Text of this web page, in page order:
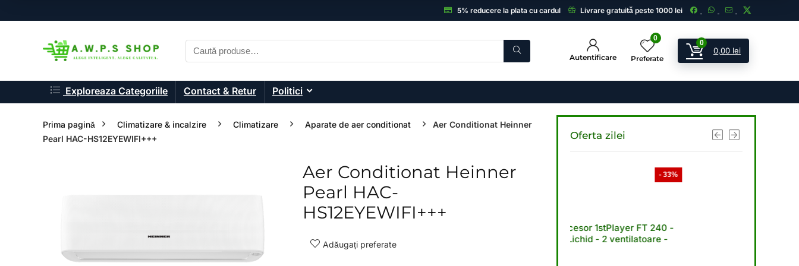
5% reducere la plata cu cardul Livrare gratuită peste 1000 lei
Autentificare
0
Preferate
0
0,00 lei
Exploreaza Categoriile Contact & Retur Politici
Prima pagină Climatizare & incalzire Climatizare Aparate de aer conditionat
Aer Conditionat Heinner
Pearl HAC-HS12EYEWIFI+++
Aer Conditionat Heinner
Pearl HAC-
HS12EYEWIFI+++
Adăugați preferate
Oferta zilei
- 33%